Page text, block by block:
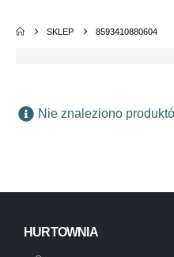
SKLEP 8593410880604
Nie znaleziono
HURTOWNIA